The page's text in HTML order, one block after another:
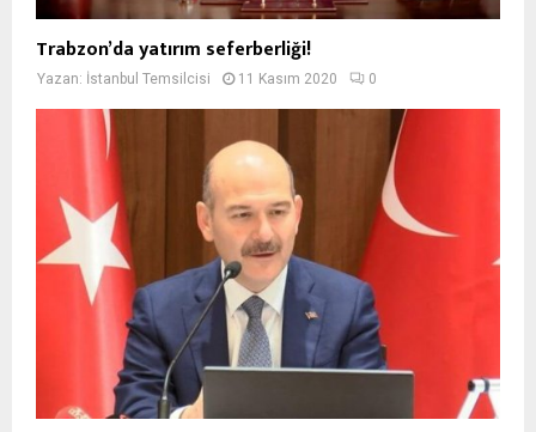
Trabzon’da yatırım seferberliği!
Yazan: İstanbul Temsilcisi 11 Kasım 2020 0